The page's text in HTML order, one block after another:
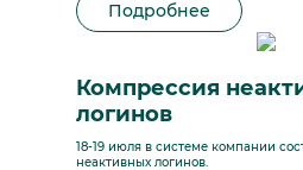
Подробнее
Компрессия
логинов
18-19 июля в системе компании
неактивных логинов.